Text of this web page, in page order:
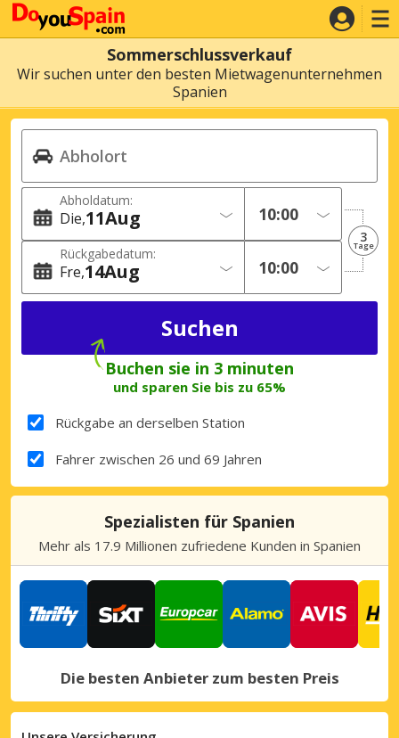
Sommerschlussverkauf
Wir suchen unter den besten Mietwagenunternehmen
Spanien
Abholdatum:
Die 11Aug
Rückgabedatum:
Fre 14Aug
3
Tage
Buchen sie in 3 minuten
und sparen Sie bis zu 65%
Rückgabe an derselben Station
Fahrer zwischen 26 und 69 Jahren
Spezialisten für Spanien
Mehr als 17.9 Millionen zufriedene Kunden in Spanien
Die besten Anbieter zum besten Preis